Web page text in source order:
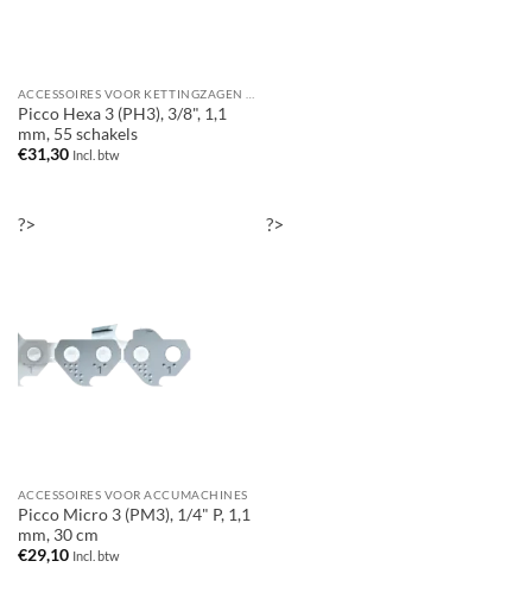
Picco Hexa 3 (PH3), 3/8", 1,1
mm, 55 schakels
€31,30 Incl. btw
?>
ACCESSOIRES VOOR ACCUMACHINES
Picco Micro 3 (PM3), 1/4" P, 1,1
mm, 30 cm
€29,10 Incl. btw
?>